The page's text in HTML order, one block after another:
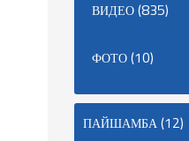
ВИДЕО(835)
ФОТО(10)
ПАЙШАМБА(12)